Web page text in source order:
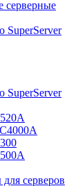
серверные
SuperServer
SuperServer